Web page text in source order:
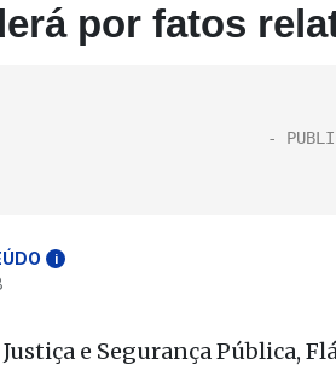
por fatos
i
e Segurança Pública,